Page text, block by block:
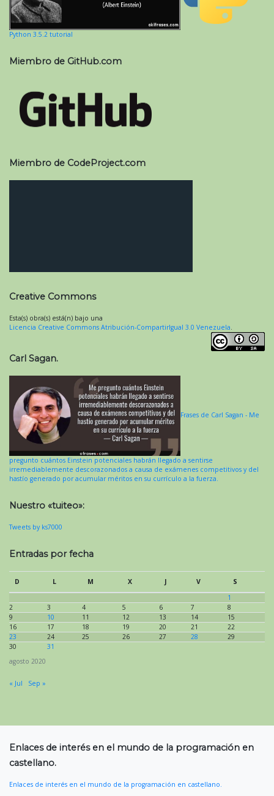
Python 3.5.2 tutorial
Miembro de GitHub.com
Miembro de CodeProject.com
Creative Commons
Esta(s) obra(s) está(n) bajo una
Licencia Creative Commons Atribución-CompartirIgual 3.0 Venezuela
Carl Sagan.
Frases de Carl Sagan - Me
pregunto cuántos Einstein potenciales habrán llegado a sentirse
irremediablemente descorazonados a causa de exámenes competitivos y del
hastío generado por acumular méritos en su currículo a la fuerza.
Nuestro «tuiteo»:
Tweets by ks7000
Entradas por fecha
agosto 2020
D L M X J V
S
1
2
3 4 5 6 7
8
9
10 11 12 13 14
15
16
17 18 19 20 21
22
23
24 25 26 27 28
29
30
31
« Jul Sep »
Enlaces de interés en el mundo de la programación en
castellano.
Enlaces de interés en el mundo de la programación en castellano.